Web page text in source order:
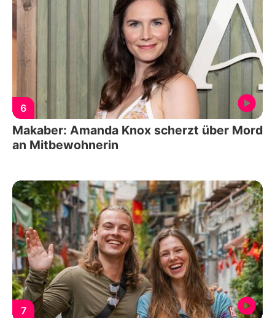
6
Makaber: Amanda Knox scherzt über Mord
an Mitbewohnerin
7